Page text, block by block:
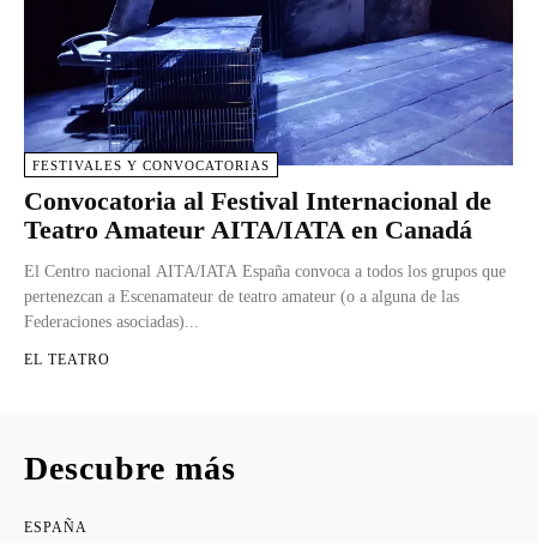
FESTIVALES Y CONVOCATORIAS
Convocatoria al Festival Internacional de
Teatro Amateur AITA/IATA en Canadá
El Centro nacional AITA/IATA España convoca a todos los grupos que
pertenezcan a Escenamateur de teatro amateur (o a alguna de las
Federaciones asociadas)...
EL TEATRO
Descubre más
ESPAÑA